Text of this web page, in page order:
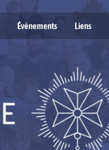
Évènements Liens